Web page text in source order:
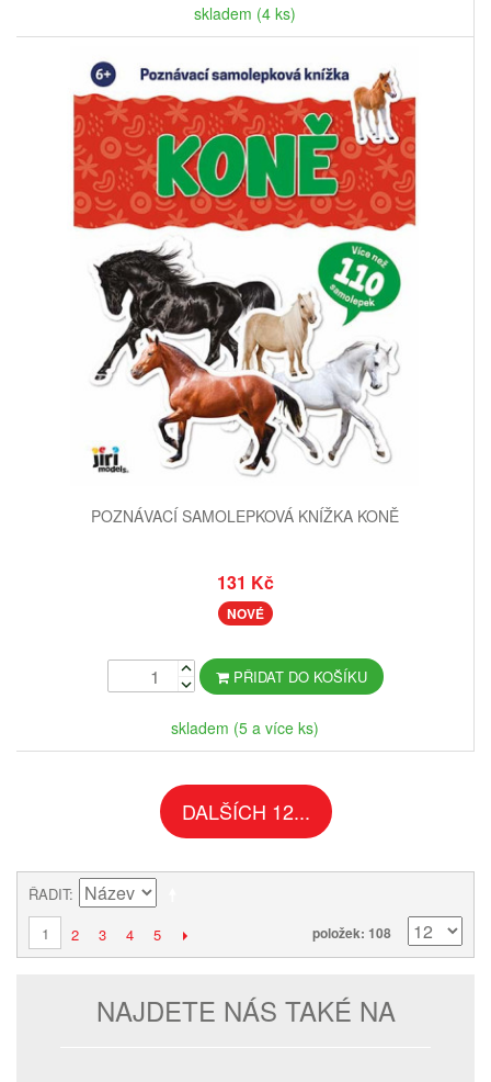
skladem (4 ks)
POZNÁVACÍ SAMOLEPKOVÁ KNÍŽKA KONĚ
131 Kč
NOVÉ
PŘIDAT DO KOŠÍKU
skladem (5 a více ks)
DALŠÍCH 12...
ŘADIT
položek: 108
1 2 3 4 5
NAJDETE NÁS TAKÉ NA